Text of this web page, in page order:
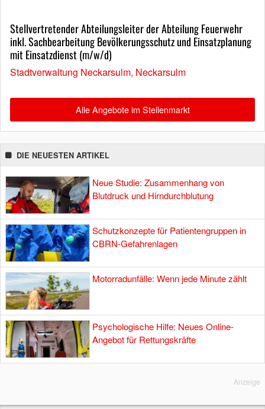
Stellvertretender Abteilungsleiter der Abteilung Feuerwehr
inkl. Sachbearbeitung Bevölkerungsschutz und Einsatzplanung
mit Einsatzdienst (m/w/d)
Stadtverwaltung Neckarsulm, Neckarsulm
Alle Angebote im Stellenmarkt
DIE NEUESTEN ARTIKEL
Neue Studie: Zusammenhang von
Blutdruck und Hirndurchblutung
Schutzkonzepte für Patientengruppen in
CBRN-Gefahrenlagen
Motorradunfälle: Wenn jede Minute zählt
Psychologische Hilfe: Neues Online-
Angebot für Rettungskräfte
Anzeige